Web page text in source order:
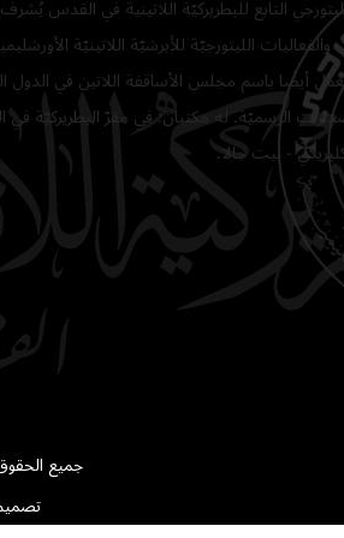
التابع للبطريركيّة اللاتينية في القدس
الليتورجيّة للأبرشيّة اللاتينيّة
أيضًا باسم مجلس الأساقفة اللاتين في الدول
الرسميّة. له مكتبان: في مقرّ البطريركيّة
- بيت جالا.
جميع